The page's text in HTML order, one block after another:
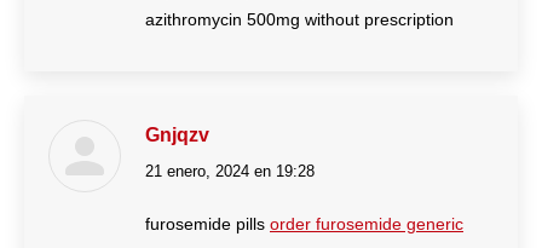
azithromycin 500mg without prescription
Gnjqzv
dice:
21 enero, 2024 en 19:28
furosemide pills order furosemide generic